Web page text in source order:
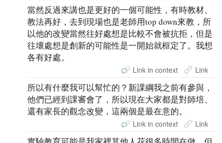
當然反過來講也是更好的一個可能性，有時教材、
教法再好，去到現場也是老師用top down來教，所
以他的改變當然往好處想是比較不會被抗拒，但是
往壞處想是創新的可能性是一開始就框定了。我想
各有好處。
Link in context Link
所以有什麼我可以幫忙的？新課綱我之前有參與，
他們已經到課審會了，所以現在大家都是對師培、
還有家長的觀念改變，這兩個是最在意的。
Link in context Link